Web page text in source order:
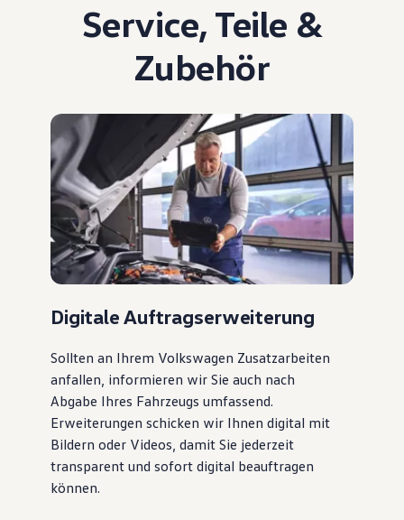
Service, Teile &
Zubehör
Digitale Auftragserweiterung
Sollten an Ihrem Volkswagen Zusatzarbeiten
anfallen, informieren wir Sie auch nach
Abgabe Ihres Fahrzeugs umfassend.
Erweiterungen schicken wir Ihnen digital mit
Bildern oder Videos, damit Sie jederzeit
transparent und sofort digital beauftragen
können.